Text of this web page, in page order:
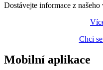
Dostávejte informace z
Chci
Mobilní aplikace